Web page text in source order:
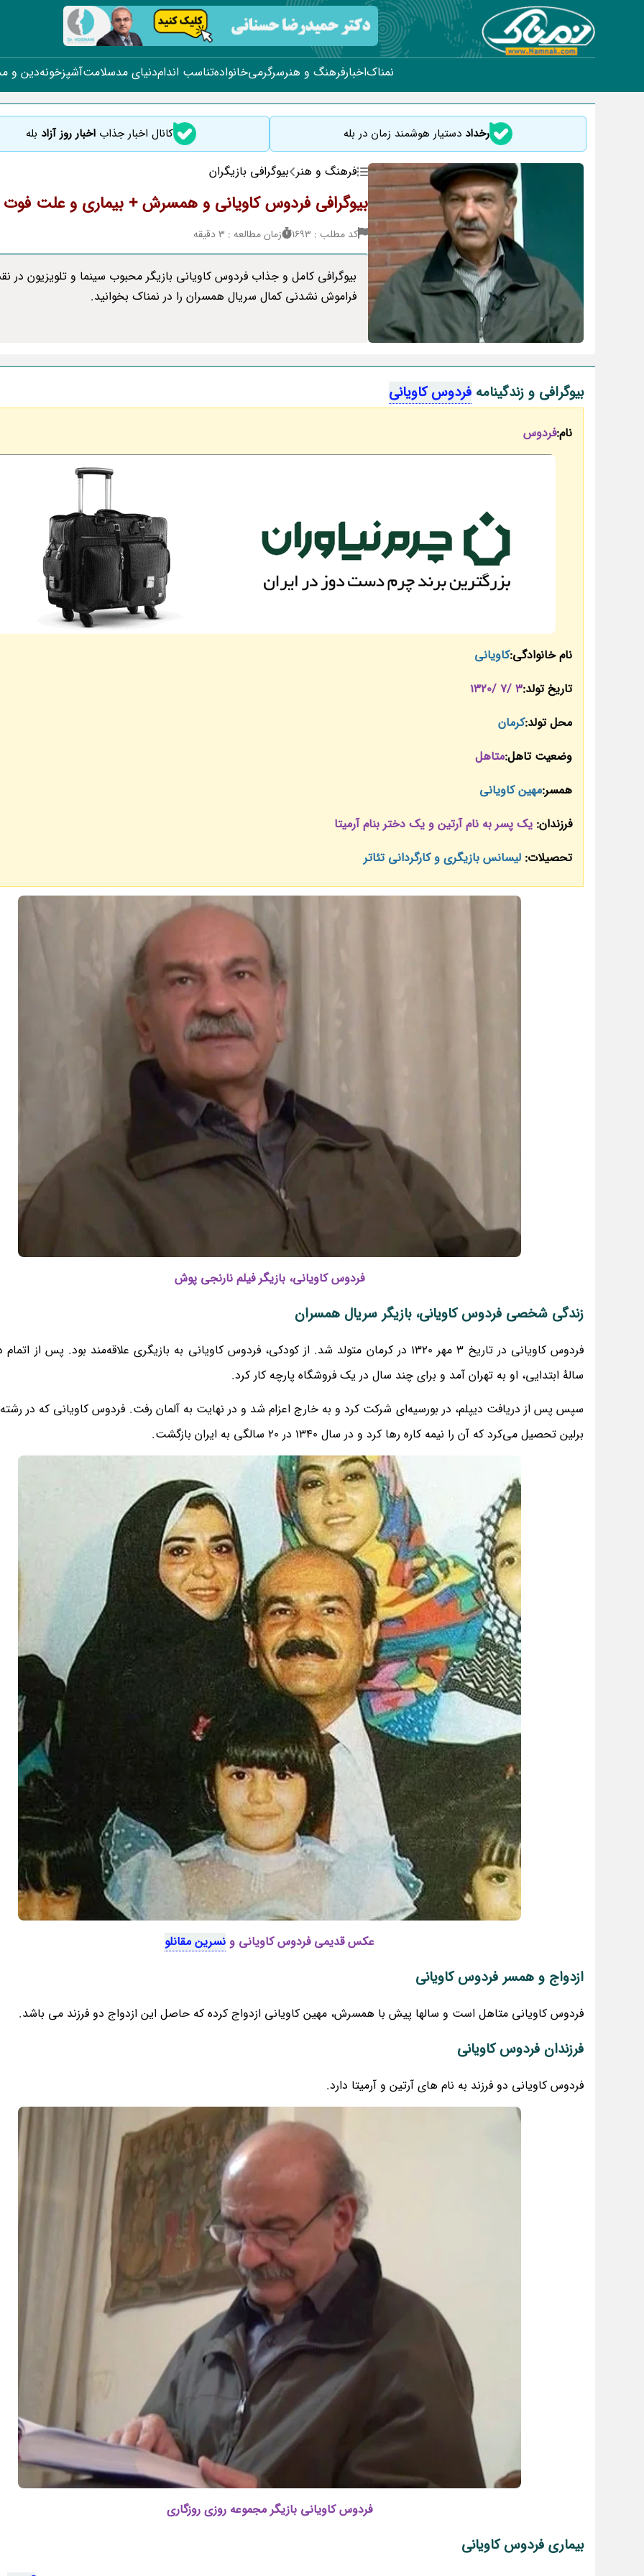
نمناکاخبارفرهنگ و هنرسرگرمیخانوادهتناسب اندامدنیای مدسلامتآشپزخونهدین و
رخداد دستیار هوشمند زمان در بله کانال اخبار جذاب اخبار روز آزاد بله
فرهنگ و هنر بیوگرافی بازیگران
بیوگرافی فردوس کاویانی و همسرش + بیماری و علت فوت
کد مطلب : 1693 زمان مطالعه : 3 دقیقه
بیوگرافی کامل و جذاب فردوس کاویانی بازیگر محبوب سینما و تلویزیون در
فراموش نشدنی کمال سریال همسران را در نمناک بخوانید.
بیوگرافی و زندگینامه فردوس کاویانی
نام:فردوس
نام خانوادگی:کاویانی
تاریخ تولد:3 /7 /1320
محل تولد:کرمان
وضعیت تاهل:متاهل
همسر:مهین کاویانی
فرزندان: یک پسر به نام آرتین و یک دختر بنام آرمیتا
تحصیلات: لیسانس بازیگری و کارگردانی تئاتر
فردوس کاویانی، بازیگر فیلم نارنجی پوش
زندگی شخصی فردوس کاویانی، بازیگر سریال همسران
فردوس کاویانی در تاریخ 3 مهر 1320 در کرمان متولد شد. از کودکی، فردوس کاویانی به بازیگری علاقه‌مند بود. پس از
سالهٔ ابتدایی، او به تهران آمد و برای چند سال در یک فروشگاه پارچه کار کرد.
سپس پس از دریافت دیپلم، در بورسیه‌ای شرکت کرد و به خارج اعزام شد و در نهایت به آلمان رفت. فردوس کاویانی که در
برلین تحصیل می‌کرد که آن را نیمه کاره رها کرد و در سال 1340 در 20 سالگی به ایران بازگشت.
عکس قدیمی فردوس کاویانی و نسرین مقانلو
ازدواج و همسر فردوس کاویانی
فردوس کاویانی متاهل است و سالها پیش با همسرش، مهین کاویانی ازدواج کرده که حاصل این ازدواج دو فرزند می باشد.
فرزندان فردوس کاویانی
فردوس کاویانی دو فرزند به نام های آرتین و آرمیتا دارد.
فردوس کاویانی بازیگر مجموعه روزی روزگاری
بیماری فردوس کاویانی